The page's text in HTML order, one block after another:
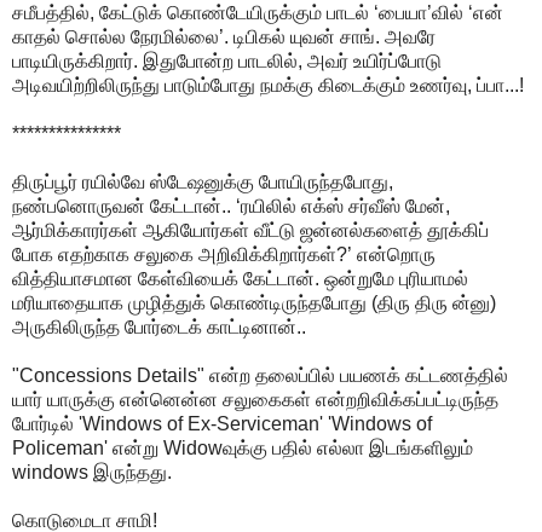
சமீபத்தில், கேட்டுக் கொண்டேயிருக்கும் பாடல் ‘பையா’வில் ‘என்
காதல் சொல்ல நேரமில்லை’. டிபிகல் யுவன் சாங். அவரே
பாடியிருக்கிறார். இதுபோன்ற பாடலில், அவர் உயிர்ப்போடு
அடிவயிற்றிலிருந்து பாடும்போது நமக்கு கிடைக்கும் உணர்வு, ப்பா...!
***************
திருப்பூர் ரயில்வே ஸ்டேஷனுக்கு போயிருந்தபோது,
நண்பனொருவன் கேட்டான்.. ‘ரயிலில் எக்ஸ் சர்வீஸ் மேன்,
ஆர்மிக்காரர்கள் ஆகியோர்கள் வீட்டு ஜன்னல்களைத் தூக்கிப்
போக எதற்காக சலுகை அறிவிக்கிறார்கள்?’ என்றொரு
வித்தியாசமான கேள்வியைக் கேட்டான். ஒன்றுமே புரியாமல்
மரியாதையாக முழித்துக் கொண்டிருந்தபோது (திரு திரு ன்னு)
அருகிலிருந்த போர்டைக் காட்டினான்..
"Concessions Details" என்ற தலைப்பில் பயணக் கட்டணத்தில்
யார் யாருக்கு என்னென்ன சலுகைகள் என்றறிவிக்கப்பட்டிருந்த
போர்டில் 'Windows of Ex-Serviceman' 'Windows of
Policeman' என்று Widowவுக்கு பதில் எல்லா இடங்களிலும்
windows இருந்தது.
கொடுமைடா சாமி!